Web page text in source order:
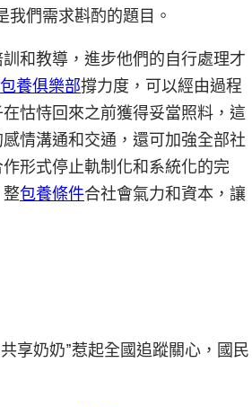
們需求斟酌的題目。
和教導，進步他們的自行處理才
養俱樂部撐力度，可以經由過程
怙恃回來之前獲得妥當照料，這
情溝通和交通，還可加強全部社
形式停止軌制化和系統化的完
包養條件合社會氣力和資本，讓
共享奶奶”惹起全國追蹤關心，國民